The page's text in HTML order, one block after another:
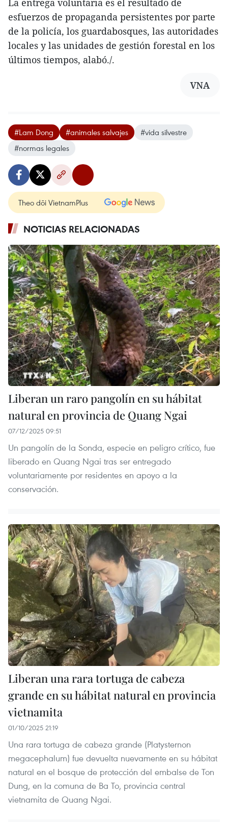
La entrega voluntaria es el resultado de
esfuerzos de propaganda persistentes por parte
de la policía, los guardabosques, las autoridades
locales y las unidades de gestión forestal en los
últimos tiempos, alabó./.
VNA
#Lam Dong #animales salvajes
#vida silvestre
#normas legales
Theo dõi VietnamPlus
NOTICIAS RELACIONADAS
Liberan un raro pangolín en su hábitat
natural en provincia de Quang Ngai
07/12/2025 09:51
Un pangolín de la Sonda, especie en peligro crítico, fue
liberado en Quang Ngai tras ser entregado
voluntariamente por residentes en apoyo a la
conservación.
Liberan una rara tortuga de cabeza
grande en su hábitat natural en provincia
vietnamita
01/10/2025 21:19
Una rara tortuga de cabeza grande (Platysternon
megacephalum) fue devuelta nuevamente en su hábitat
natural en el bosque de protección del embalse de Ton
Dung, en la comuna de Ba To, provincia central
vietnamita de Quang Ngai.